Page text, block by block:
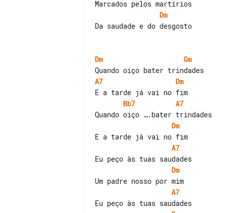
Dm
Da saudade e do desgosto
Dm
Gm
A7
Dm
Bb7
A7
Dm
A7
Dm
A7